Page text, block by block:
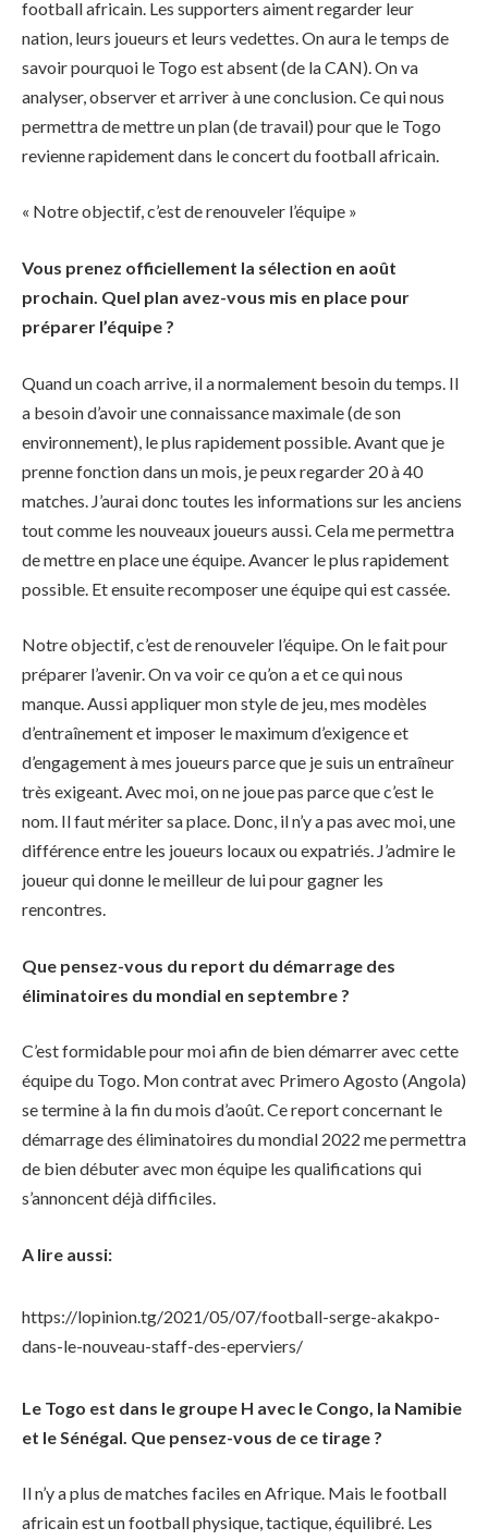
football africain. Les supporters aiment regarder leur
nation, leurs joueurs et leurs vedettes. On aura le temps de
savoir pourquoi le Togo est absent (de la CAN). On va
analyser, observer et arriver à une conclusion. Ce qui nous
permettra de mettre un plan (de travail) pour que le Togo
revienne rapidement dans le concert du football africain.
« Notre objectif, c’est de renouveler l’équipe »
Vous prenez officiellement la sélection en août
prochain. Quel plan avez-vous mis en place pour
préparer l’équipe ?
Quand un coach arrive, il a normalement besoin du temps. Il
a besoin d’avoir une connaissance maximale (de son
environnement), le plus rapidement possible. Avant que je
prenne fonction dans un mois, je peux regarder 20 à 40
matches. J’aurai donc toutes les informations sur les anciens
tout comme les nouveaux joueurs aussi. Cela me permettra
de mettre en place une équipe. Avancer le plus rapidement
possible. Et ensuite recomposer une équipe qui est cassée.
Notre objectif, c’est de renouveler l’équipe. On le fait pour
préparer l’avenir. On va voir ce qu’on a et ce qui nous
manque. Aussi appliquer mon style de jeu, mes modèles
d’entraînement et imposer le maximum d’exigence et
d’engagement à mes joueurs parce que je suis un entraîneur
très exigeant. Avec moi, on ne joue pas parce que c’est le
nom. Il faut mériter sa place. Donc, il n’y a pas avec moi, une
différence entre les joueurs locaux ou expatriés. J’admire le
joueur qui donne le meilleur de lui pour gagner les
rencontres.
Que pensez-vous du report du démarrage des
éliminatoires du mondial en septembre ?
C’est formidable pour moi afin de bien démarrer avec cette
équipe du Togo. Mon contrat avec Primero Agosto (Angola)
se termine à la fin du mois d’août. Ce report concernant le
démarrage des éliminatoires du mondial 2022 me permettra
de bien débuter avec mon équipe les qualifications qui
s’annoncent déjà difficiles.
A lire aussi:
https://lopinion.tg/2021/05/07/football-serge-akakpo-
dans-le-nouveau-staff-des-eperviers/
Le Togo est dans le groupe H avec le Congo, la Namibie
et le Sénégal. Que pensez-vous de ce tirage ?
Il n’y a plus de matches faciles en Afrique. Mais le football
africain est un football physique, tactique, équilibré. Les